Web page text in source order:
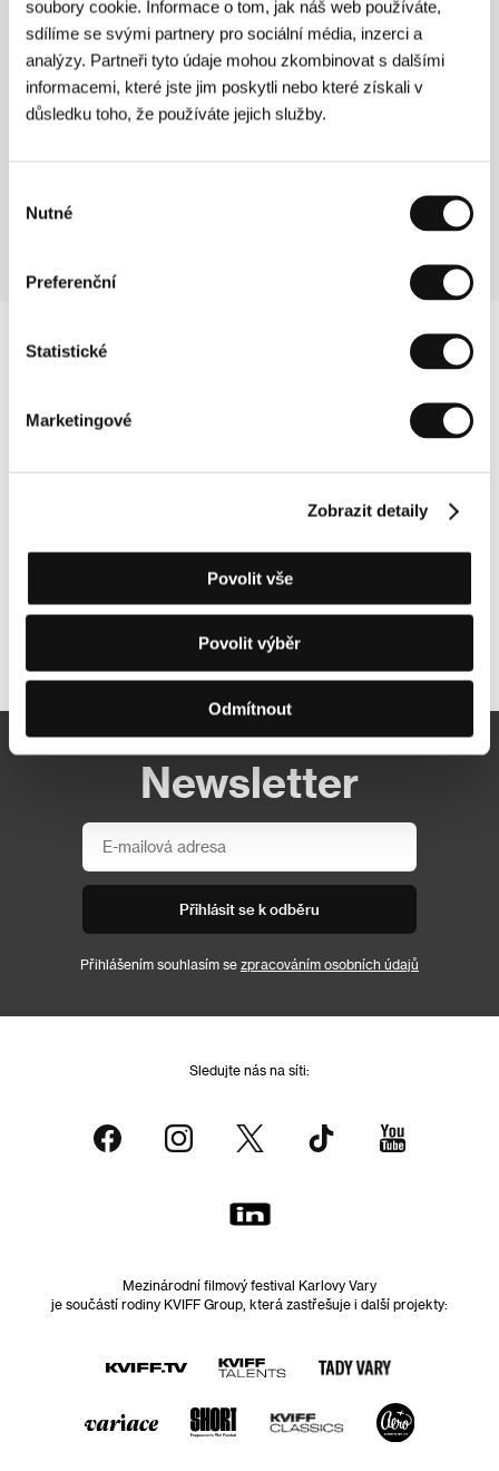
soubory cookie. Informace o tom, jak náš web používáte,
sdílíme se svými partnery pro sociální média, inzerci a
analýzy. Partneři tyto údaje mohou zkombinovat s dalšími
informacemi, které jste jim poskytli nebo které získali v
důsledku toho, že používáte jejich služby.
souhlasu
Nutné
Preferenční
Statistické
Marketingové
Zobrazit detaily
Povolit vše
Povolit výběr
Odmítnout
Režie: Martin Dušek, Ondřej Provazník / Česká republika,
Slovenská republika, 2019, 85 min
Vlastovi a Tondovi již nezbývá mnoho let života, mají však
před sebou jeden důležitý úkol – vypátrat a zabít
Další partneři
Newsletter
Přihlásit se k odběru
Přihlášením souhlasím se zpracováním osobních údajů
Sledujte nás na síti:
Mezinárodní filmový festival Karlovy Vary
je součástí rodiny KVIFF Group, která zastřešuje i další projekty: